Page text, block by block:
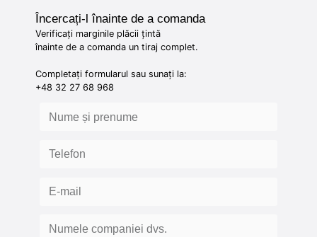
Încercați-l înainte de a comanda
Verificați marginile plăcii țintă
înainte de a comanda un tiraj complet.
Completați formularul sau sunați la:
+48 32 27 68 968